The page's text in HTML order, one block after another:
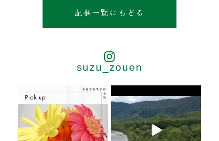
記事一覧にもどる
suzu_zouen